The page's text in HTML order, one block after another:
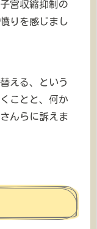
宮収縮抑制の
りを感じまし
える、という
ことと、何か
んらに訴えま